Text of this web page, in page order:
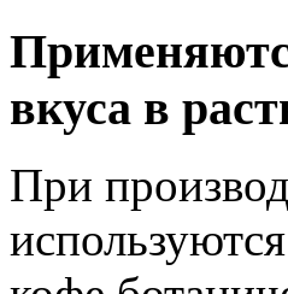
вкуса в
При